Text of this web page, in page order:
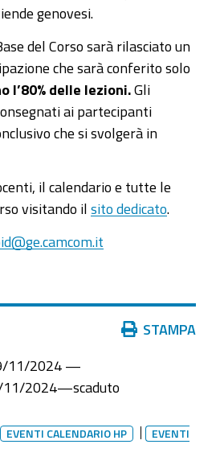
genovesi.
del Corso sarà rilasciato un
che sarà conferito solo
l’80% delle lezioni. Gli
ai partecipanti
che si svolgerà in
il calendario e tutte le
visitando il sito dedicato
STAMPA
11/2024 —
11/2024—scaduto
EVENTI CALENDARIO HP
EVENTI